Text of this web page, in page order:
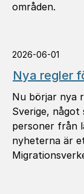
områden.
2026-06-01
Nya regler
Nu börjar nya
Sverige, något
personer från
nyheterna är